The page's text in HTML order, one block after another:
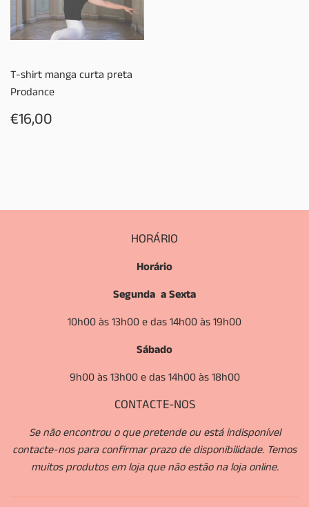
T-shirt manga curta preta
Prodance
PREÇO
NORMAL
€16,00
HORÁRIO
Horário
Segunda a Sexta
10h00 às 13h00 e das 14h00 às 19h00
Sábado
9h00 às 13h00 e das 14h00 às 18h00
CONTACTE-NOS
Se não encontrou o que pretende ou está indisponível
contacte-nos para confirmar prazo de disponibilidade. Temos
muitos produtos em loja que não estão na loja online.